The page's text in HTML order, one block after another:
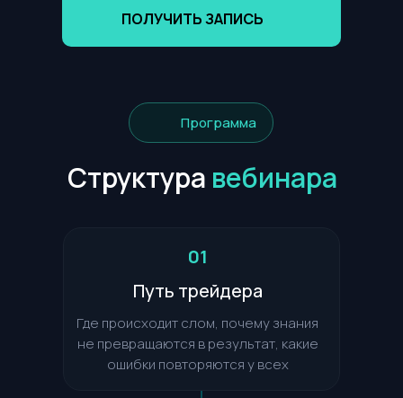
ПОЛУЧИТЬ ЗАПИСЬ
Программа
Структура вебинара
01
Путь трейдера
Где происходит слом, почему знания
не превращаются в результат, какие
ошибки повторяются у всех